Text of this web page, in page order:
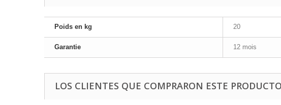
Poids en kg 20
Garantie 12 mois
LOS CLIENTES QUE COMPRARON ESTE